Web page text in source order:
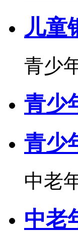
儿童
青少
青少
青少
中老
中老